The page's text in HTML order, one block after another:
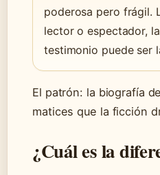
poderosa pero frágil.
lector o espectador,
testimonio puede ser
El patrón: la biografía
matices que la ficción
¿Cuál es la